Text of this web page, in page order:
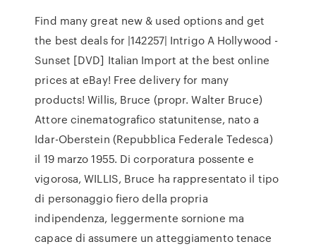
Find many great new & used options and get
the best deals for |142257| Intrigo A Hollywood -
Sunset [DVD] Italian Import at the best online
prices at eBay! Free delivery for many
products! Willis, Bruce (propr. Walter Bruce)
Attore cinematografico statunitense, nato a
Idar-Oberstein (Repubblica Federale Tedesca)
il 19 marzo 1955. Di corporatura possente e
vigorosa, WILLIS, Bruce ha rappresentato il tipo
di personaggio fiero della propria
indipendenza, leggermente sornione ma
capace di assumere un atteggiamento tenace